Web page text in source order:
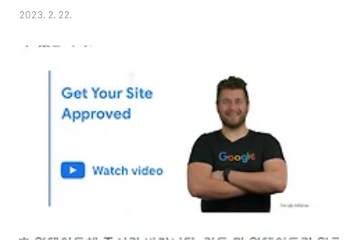
스에서 메일이 왔다. 일단 내용은 아직 애드센스를 사용할 수 없다는 내용이다.
만에 온 것 같다. 뭔가 다른 문제가 발생했다는 뜻이다. 세부 사항을 가보니 역
은 처음 받았다. 먼저 검토 요청을 보내고, 왜 이런 문제가 발생했는지 구글링했
다. 티스토리 구글 애드센스 승인거부, 사이트가 다운되었거나 사용할 수 없음
2023. 2. 22.